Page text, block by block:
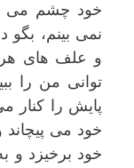
خود چشم می
نمی بینم، بگو
و علف های
توانی من را
پایش را کنار می
خود می پیچاند
خود برخیزد و